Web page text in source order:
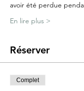
avoir été perdue
En lire plus >
Réserver
Complet